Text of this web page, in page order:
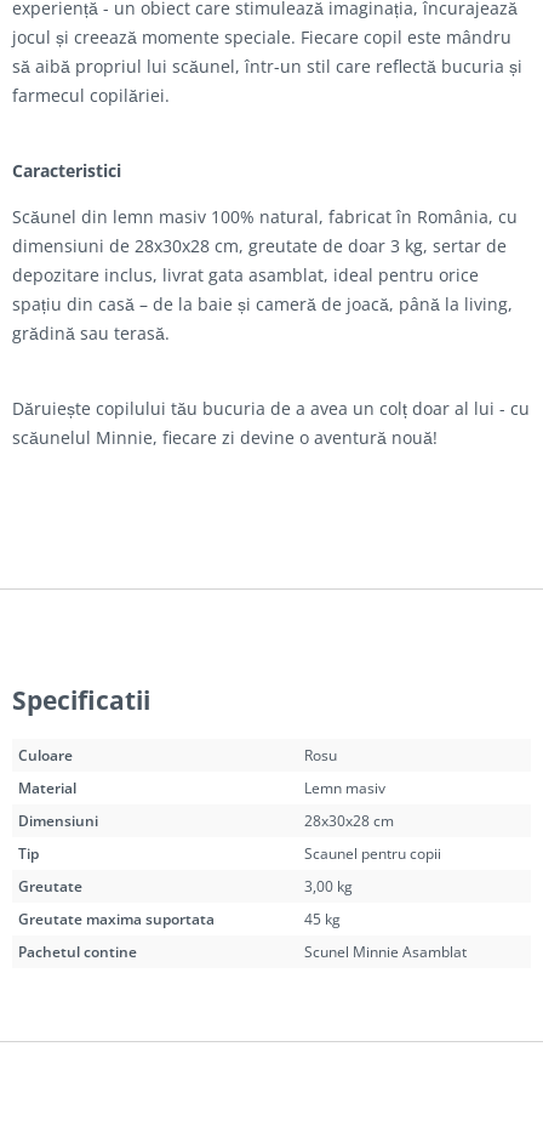
experiență - un obiect care stimulează imaginația, încurajează
jocul și creează momente speciale. Fiecare copil este mândru
să aibă propriul lui scăunel, într-un stil care reflectă bucuria și
farmecul copilăriei.
Caracteristici
Scăunel din lemn masiv 100% natural, fabricat în România, cu
dimensiuni de 28x30x28 cm, greutate de doar 3 kg, sertar de
depozitare inclus, livrat gata asamblat, ideal pentru orice
spațiu din casă – de la baie și cameră de joacă, până la living,
grădină sau terasă.
Dăruiește copilului tău bucuria de a avea un colț doar al lui - cu
scăunelul Minnie, fiecare zi devine o aventură nouă!
Specificatii
Culoare
Rosu
Material
Lemn masiv
Dimensiuni
28x30x28 cm
Tip
Scaunel pentru copii
Greutate
3,00 kg
Greutate maxima suportata
45 kg
Pachetul contine
Scunel Minnie Asamblat